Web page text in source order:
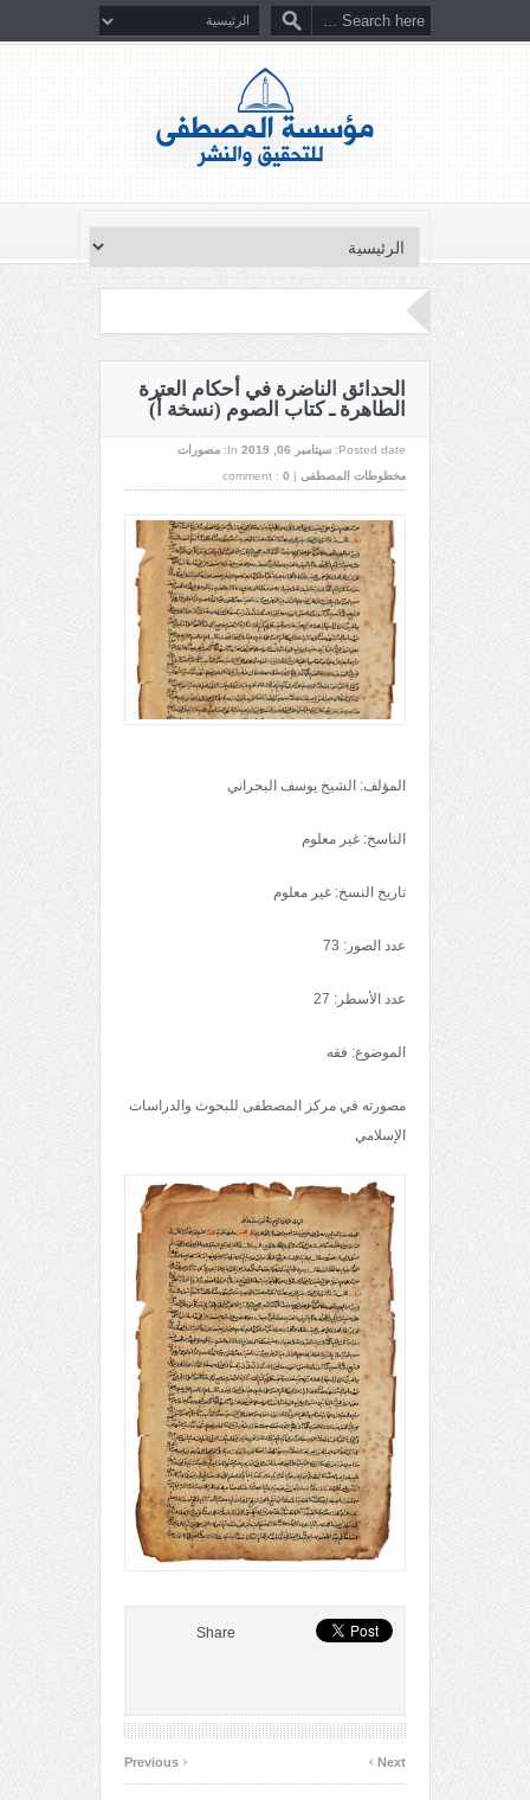
الحدائق الناضرة في أحكام العترة
الطاهرة ـ كتاب الصوم (نسخة أ)
Posted date: سپتامبر 06, 2019 In:
مصورات
مخطوطات المصطفى |
comment : 0
المؤلف: الشيخ يوسف البحراني
الناسخ: غير معلوم
تاريخ النسخ: غير معلوم
عدد الصور: 73
عدد الأسطر: 27
الموضوع: فقه
مصورته في مركز المصطفى للبحوث والدراسات
الإسلامي
Share
‹ Next
›